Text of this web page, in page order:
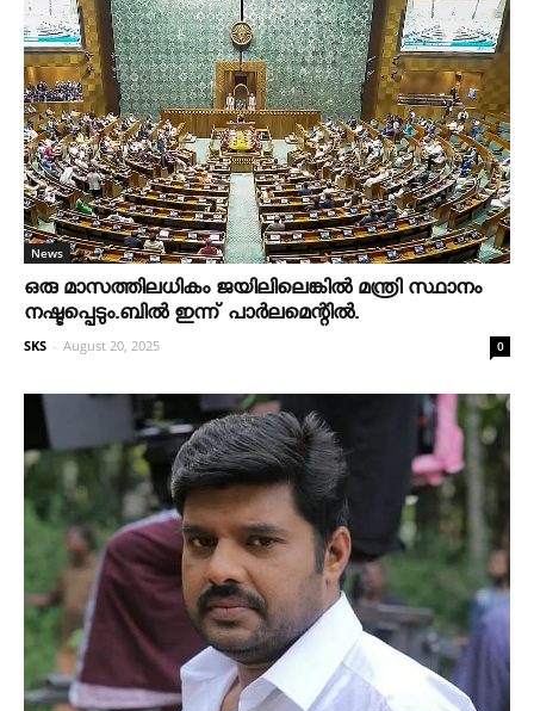
News
ഒരു മാസത്തിലധികം ജയിലിലെങ്കില്‍ മന്ത്രി സ്ഥാനം
നഷ്ടപ്പെടും.ബില്‍ ഇന്ന് പാര്‍ലമെന്റില്‍.
SKS - August 20, 2025 0